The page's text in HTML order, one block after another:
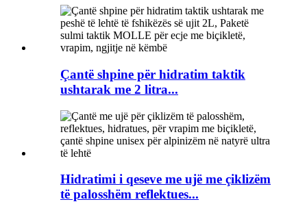
Çantë shpine për hidratim taktik
ushtarak me 2 litra...
Hidratimi i qeseve me ujë me çiklizëm
të palosshëm reflektues...